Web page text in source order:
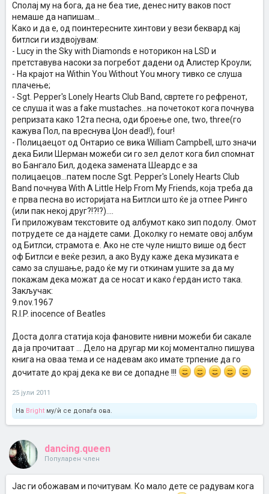
Сполај му на бога, да не беа тие, денес ниту ваков пост
немаше да напишам...
Како и да е, од поинтересните хинтови у вези беквард кај
битлси ги издвојувам:
- Lucy in the Sky with Diamonds е ноторикон на LSD и
претставува насоки за погребот дадени од Алистер Кроули;
- На крајот на Within You Without You многу тивко се слуша
плачење;
- Sgt. Pepper's Lonely Hearts Club Band, свртете го рефренот,
се слуша it was a fake mustaches...на почетокот кога почнува
репризата како 12та песна, оди броење one, two, three(го
кажува Пол, па вреснува Џон dead!), four!
- Полицаецот од Онтарио се вика William Campbell, што значи
дека Били Шерман можеби си го зел делот кога бил спомнат
во Бангало Бил, додека замената Шеардс е за
полицаецов...патем после Sgt. Pepper's Lonely Hearts Club
Band почнува With A Little Help From My Friends, која треба да
е прва песна во историјата на Битлси што ќе ја отпее Ринго
(или пак некој друг?!?!?)....
Ги приложувам текстовите од албумот како зип подолу. Омот
потрудете се да најдете сами. Доколку го немате овој албум
од Битлси, страмота е. Ако не сте чуле ништо више од бест
оф Битлси е веќе резил, а ако Вуду каже дека музиката е
само за слушање, радо ќе му ги откинам ушите за да му
покажам дека можат да се носат и како ѓердан исто така.
Закључак:
9.nov.1967
R.I.P. inocence of Beatles
Доста долга статија која фановите нивни можеби би сакале
да ја прочитаат ... Дело на другар ми кој моментално пишува
книга на оваа тема и се надевам ако имате трпение да го
дочитате до крај дека ке ви се допадне !!!
25 јули 2011
На Bright му/ѝ се допаѓа ова.
dancing.queen
Популарен член
Јас ги обожавам и почитувам. Ко мало дете се радувам кога